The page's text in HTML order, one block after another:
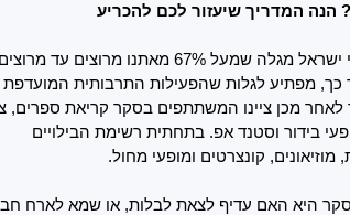
הנה המדריך שיעזור לכם להכריע
סקר מקיף שנערך בקרב מדגם מייצג של תושבי ישראל מגלה שמעל 67% מאתנו מרוצים עד מרוצים
מפתיע לגלות שהפעילות התרבותית
מכן ציינו המשתתפים בסקר קריאת ספרים,
בידור וסטנד אפ. בתחתית רשימת הבילויים
מוזיאונים, קונצרטים ומופעי מחול.
היא האם עדיף לצאת לבלות, או שמא לארח